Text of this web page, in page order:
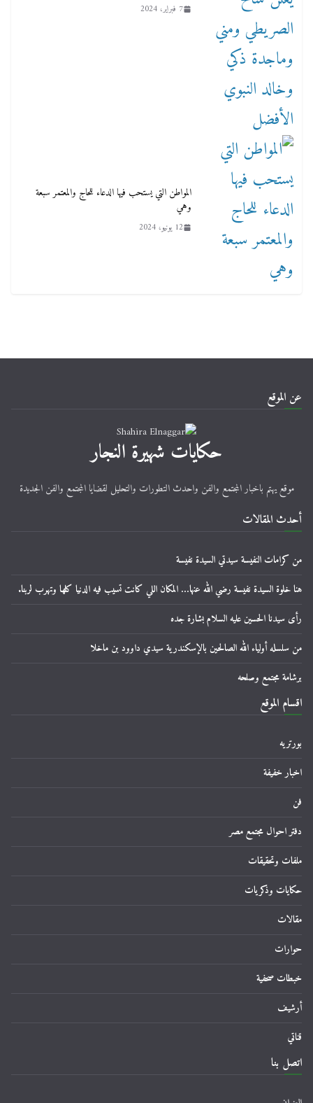
7 فبراير، 2024
المواطن التي يستحب فيها الدعاء للحاج والمعتمر سبعة
وهي
12 يونيو، 2024
عن الموقع
حكايات شهيرة النجار
موقع يهتم باخبار المجتمع والفن واحدث التطورات والتحليل لقضايا المجتمع والفن الجديدة
أحدث المقالات
من كرامات النفيسة سيدتي السيدة نفيسة
هنا خلوة السيدة نفيسة رضي الله عنها… المكان اللي كانت تسيب فيه الدنيا كلها وتهرب لربنا.
رأى سيدنا الحسين عليه السلام بشارة جده
من سلسله أولياء الله الصالحين بالإسكندرية سيدي داوود بن ماخلا
برشامة مجتمع وصلحه
اقسام الموقع
بورتريه
اخبار خفيفة
فن
دفتر احوال مجتمع مصر
ملفات وتحقيقات
حكايات وذكريات
مقالات
حوارات
خبطات صحفية
أرشيف
قناتي
اتصل بنا